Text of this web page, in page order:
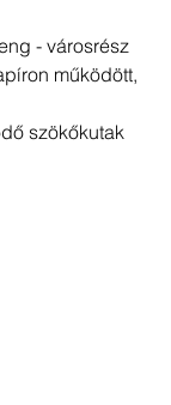
- városrész
működött,
szökőkutak